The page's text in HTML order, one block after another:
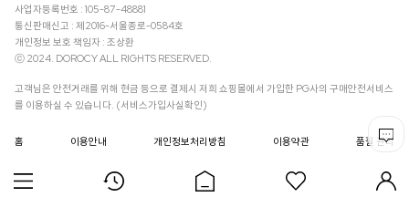
사업자등록번호 : 105-87-48881
통신판매신고 : 제2016-서울종로-0584호
개인정보 보호 책임자 : 조상환
ⓒ 2024. DOROCY ALL RIGHTS RESERVED.
고객님은 안전거래를 위해 현금 등으로 결제시 저희 쇼핑몰에서 가입한 PG사의 구매안전서비스
를 이용하실 수 있습니다. (서비스가입사실확인)
홈 이용안내 개인정보처리방침 이용약관 품질 관리